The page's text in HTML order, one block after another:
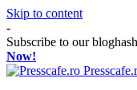
Skip to content
-
Subscribe to our
Now!